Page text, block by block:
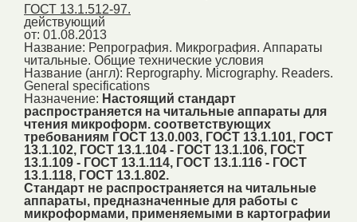
ГОСТ 13.1.512-97.
действующий
от: 01.08.2013
Название: Репрография. Микрография. Аппараты
читальные. Общие технические условия
Название (англ): Reprography. Micrography. Readers.
General specifications
Назначение: Настоящий стандарт
распространяется на читальные аппараты для
чтения микроформ. соответствующих
требованиям ГОСТ 13.0.003, ГОСТ 13.1.101, ГОСТ
13.1.102, ГОСТ 13.1.104 - ГОСТ 13.1.106, ГОСТ
13.1.109 - ГОСТ 13.1.114, ГОСТ 13.1.116 - ГОСТ
13.1.118, ГОСТ 13.1.802.
Стандарт не распространяется на читальные
аппараты, предназначенные для работы с
микроформами, применяемыми в картографии